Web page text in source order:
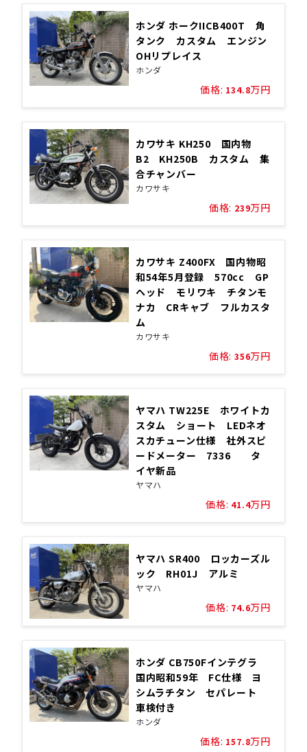
ホンダ ホークIICB400T 角
タンク カスタム エンジン
OHリプレイス
ホンダ
価格: 134.8万円
カワサキ KH250 国内物
B2 KH250B カスタム 集
合チャンバー
カワサキ
価格: 239万円
カワサキ Z400FX 国内物昭
和54年5月登録 570cc GP
ヘッド モリワキ チタンモ
ナカ CRキャブ フルカスタ
ム
カワサキ
価格: 356万円
ヤマハ TW225E ホワイトカ
スタム ショート LEDネオ
スカチューン仕様 社外スピ
ードメーター 7336 タ
イヤ新品
ヤマハ
価格: 41.4万円
ヤマハ SR400 ロッカーズル
ック RH01J アルミ
ヤマハ
価格: 74.6万円
ホンダ CB750Fインテグラ
国内昭和59年 FC仕様 ヨ
シムラチタン セパレート
車検付き
ホンダ
価格: 157.8万円